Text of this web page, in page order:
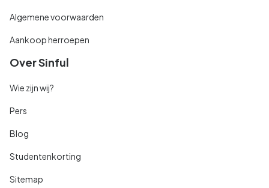
Algemene voorwaarden
Aankoop herroepen
Over Sinful
Wie zijn wij?
Pers
Blog
Studentenkorting
Sitemap